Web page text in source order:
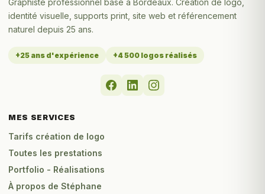
Graphiste professionnel basé à Bordeaux. Création de logo,
identité visuelle, supports print, site web et référencement
naturel depuis 25 ans.
+25 ans d'expérience +4 500 logos réalisés
MES SERVICES
Tarifs création de logo
Toutes les prestations
Portfolio - Réalisations
À propos de Stéphane